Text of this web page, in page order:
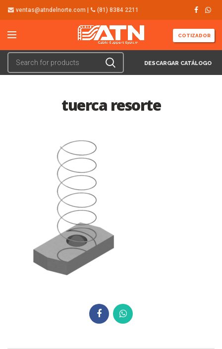
ventas@atndelnorte.com | (81) 8384 2211
COTIZADOR
DESCARGAR CATÁLOGO
tuerca resorte